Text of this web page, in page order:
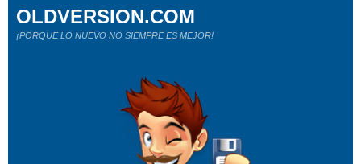
OLDVERSION.COM
¡PORQUE LO NUEVO NO SIEMPRE ES MEJOR!